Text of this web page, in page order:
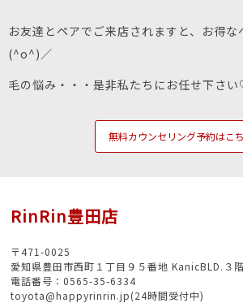
お友達とペアでご来店されますと、お得な
(^o^)／
毛の悩み・・・是非私たちにお任せ下さ
無料カウンセリング予約はこ
RinRin豊田店
〒471-0025
愛知県豊田市西町１丁目９５番地 KanicBLD.３階
電話番号：0565-35-6334
toyota@happyrinrin.jp(24時間受付中)